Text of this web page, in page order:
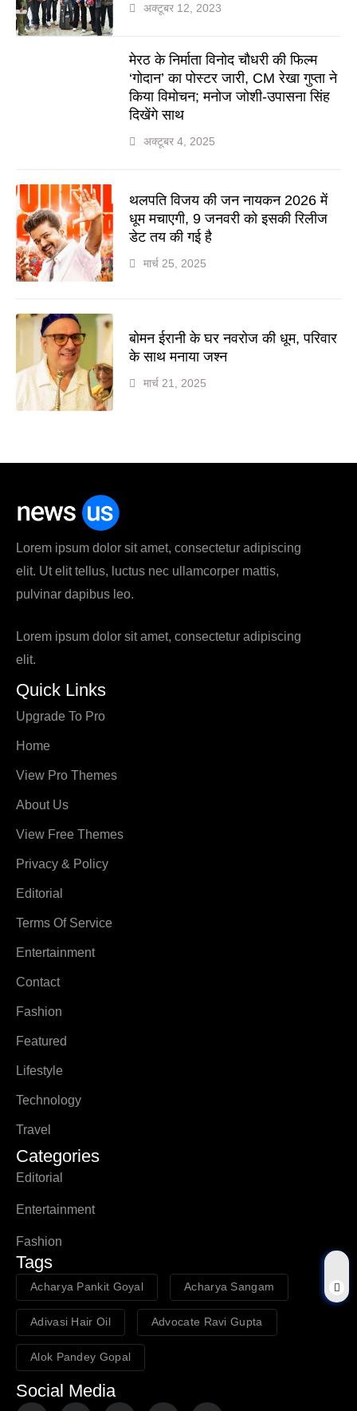
अक्टूबर 12, 2023
मेरठ के निर्माता विनोद चौधरी की फिल्म
‘गोदान’ का पोस्टर जारी, CM रेखा गुप्ता ने
किया विमोचन; मनोज जोशी-उपासना सिंह
दिखेंगे साथ
अक्टूबर 4, 2025
थलपति विजय की जन नायकन 2026 में
धूम मचाएगी, 9 जनवरी को इसकी रिलीज
डेट तय की गई है
मार्च 25, 2025
बोमन ईरानी के घर नवरोज की धूम, परिवार
के साथ मनाया जश्न
मार्च 21, 2025
Lorem ipsum dolor sit amet, consectetur adipiscing
elit. Ut elit tellus, luctus nec ullamcorper mattis,
pulvinar dapibus leo.
Lorem ipsum dolor sit amet, consectetur adipiscing
elit.
Quick Links
Upgrade To Pro
Home
View Pro Themes
About Us
View Free Themes
Privacy & Policy
Editorial
Terms Of Service
Entertainment
Contact
Fashion
Featured
Lifestyle
Technology
Travel
Categories
Editorial
Entertainment
Fashion
Tags
Acharya Pankit Goyal Acharya Sangam
Adivasi Hair Oil Advocate Ravi Gupta
Alok Pandey Gopal
Social Media